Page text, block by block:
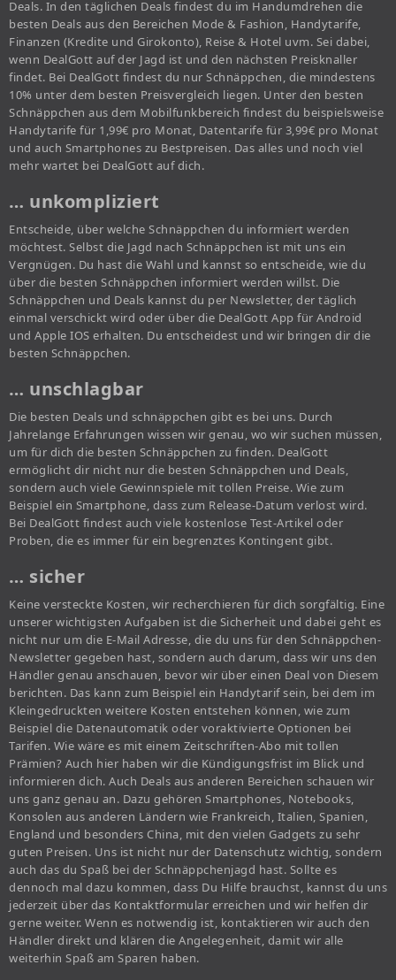
Deals. In den täglichen Deals findest du im Handumdrehen die
besten Deals aus den Bereichen Mode & Fashion, Handytarife,
Finanzen (Kredite und Girokonto), Reise & Hotel uvm. Sei dabei,
wenn DealGott auf der Jagd ist und den nächsten Preisknaller
findet. Bei DealGott findest du nur Schnäppchen, die mindestens
10% unter dem besten Preisvergleich liegen. Unter den besten
Schnäppchen aus dem Mobilfunkbereich findest du beispielsweise
Handytarife für 1,99€ pro Monat, Datentarife für 3,99€ pro Monat
und auch Smartphones zu Bestpreisen. Das alles und noch viel
mehr wartet bei DealGott auf dich.
… unkompliziert
Entscheide, über welche Schnäppchen du informiert werden
möchtest. Selbst die Jagd nach Schnäppchen ist mit uns ein
Vergnügen. Du hast die Wahl und kannst so entscheide, wie du
über die besten Schnäppchen informiert werden willst. Die
Schnäppchen und Deals kannst du per Newsletter, der täglich
einmal verschickt wird oder über die DealGott App für Android
und Apple IOS erhalten. Du entscheidest und wir bringen dir die
besten Schnäppchen.
… unschlagbar
Die besten Deals und schnäppchen gibt es bei uns. Durch
Jahrelange Erfahrungen wissen wir genau, wo wir suchen müssen,
um für dich die besten Schnäppchen zu finden. DealGott
ermöglicht dir nicht nur die besten Schnäppchen und Deals,
sondern auch viele Gewinnspiele mit tollen Preise. Wie zum
Beispiel ein Smartphone, dass zum Release-Datum verlost wird.
Bei DealGott findest auch viele kostenlose Test-Artikel oder
Proben, die es immer für ein begrenztes Kontingent gibt.
… sicher
Keine versteckte Kosten, wir recherchieren für dich sorgfältig. Eine
unserer wichtigsten Aufgaben ist die Sicherheit und dabei geht es
nicht nur um die E-Mail Adresse, die du uns für den Schnäppchen-
Newsletter gegeben hast, sondern auch darum, dass wir uns den
Händler genau anschauen, bevor wir über einen Deal von Diesem
berichten. Das kann zum Beispiel ein Handytarif sein, bei dem im
Kleingedruckten weitere Kosten entstehen können, wie zum
Beispiel die Datenautomatik oder voraktivierte Optionen bei
Tarifen. Wie wäre es mit einem Zeitschriften-Abo mit tollen
Prämien? Auch hier haben wir die Kündigungsfrist im Blick und
informieren dich. Auch Deals aus anderen Bereichen schauen wir
uns ganz genau an. Dazu gehören Smartphones, Notebooks,
Konsolen aus anderen Ländern wie Frankreich, Italien, Spanien,
England und besonders China, mit den vielen Gadgets zu sehr
guten Preisen. Uns ist nicht nur der Datenschutz wichtig, sondern
auch das du Spaß bei der Schnäppchenjagd hast. Sollte es
dennoch mal dazu kommen, dass Du Hilfe brauchst, kannst du uns
jederzeit über das Kontaktformular erreichen und wir helfen dir
gerne weiter. Wenn es notwendig ist, kontaktieren wir auch den
Händler direkt und klären die Angelegenheit, damit wir alle
weiterhin Spaß am Sparen haben.